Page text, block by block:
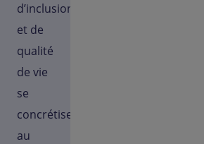
d’inclusion
et de
qualité
de vie
se
concrétisent
au